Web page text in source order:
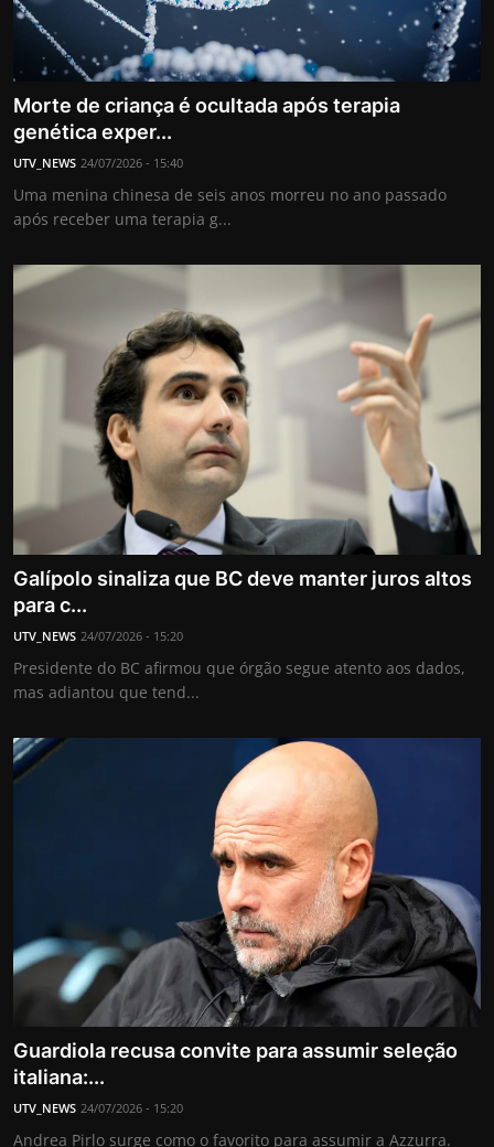
Morte de criança é ocultada após terapia
genética exper...
UTV_NEWS 24/07/2026 - 15:40
Uma menina chinesa de seis anos morreu no ano passado
após receber uma terapia g...
Galípolo sinaliza que BC deve manter juros altos
para c...
UTV_NEWS 24/07/2026 - 15:20
Presidente do BC afirmou que órgão segue atento aos dados,
mas adiantou que tend...
Guardiola recusa convite para assumir seleção
italiana:...
UTV_NEWS 24/07/2026 - 15:20
Andrea Pirlo surge como o favorito para assumir a Azzurra.